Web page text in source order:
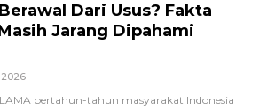
Dari Usus? Fakta
Jarang Dipahami
bertahun-tahun masyarakat Indonesia